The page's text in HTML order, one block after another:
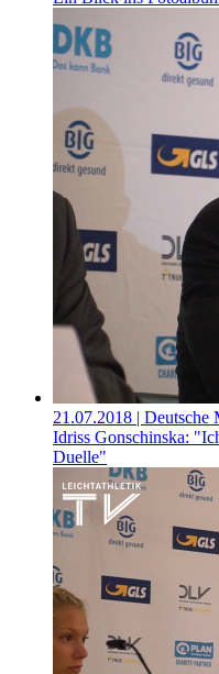
21.07.2018 | Deutsche
Idriss Gonschinska:
Duelle"